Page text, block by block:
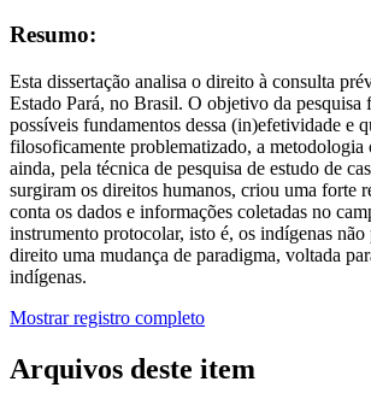
Resumo:
Esta dissertação analisa o direito à consulta
Estado Pará, no Brasil. O objetivo da
possíveis fundamentos dessa (in)efetividade e
filosoficamente problematizado, a
ainda, pela técnica de pesquisa de estudo de
surgiram os direitos humanos, criou uma forte
conta os dados e informações coletadas no
instrumento protocolar, isto é, os indígenas
direito uma mudança de paradigma, voltada
indígenas.
Mostrar registro completo
Arquivos deste item